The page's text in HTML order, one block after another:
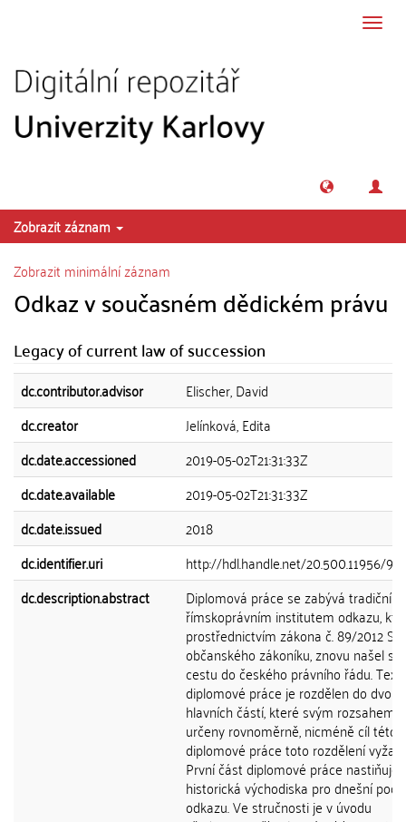
Zobrazit záznam
Zobrazit minimální záznam
Odkaz v současném dědickém právu
Legacy of current law of succession
dc.contributor.advisor
Elischer, David
dc.creator
Jelínková, Edita
dc.date.accessioned
2019-05-02T21:31:33Z
dc.date.available
2019-05-02T21:31:33Z
dc.date.issued
2018
dc.identifier.uri
http://hdl.handle.net/20.500.11956/
dc.description.abstract
Diplomová práce se zabývá tradičním
římskoprávním institutem odkazu,
prostřednictvím zákona č. 89/2012 Sb.,
občanského zákoníku, znovu našel
cestu do českého právního řádu. Text
diplomové práce je rozdělen do dvou
hlavních částí, které svým rozsahem
určeny rovnoměrně, nicméně cíl této
diplomové práce toto rozdělení
První část diplomové práce nastiňuje
historická východiska pro dnešní
odkazu. Ve stručnosti je v úvodu